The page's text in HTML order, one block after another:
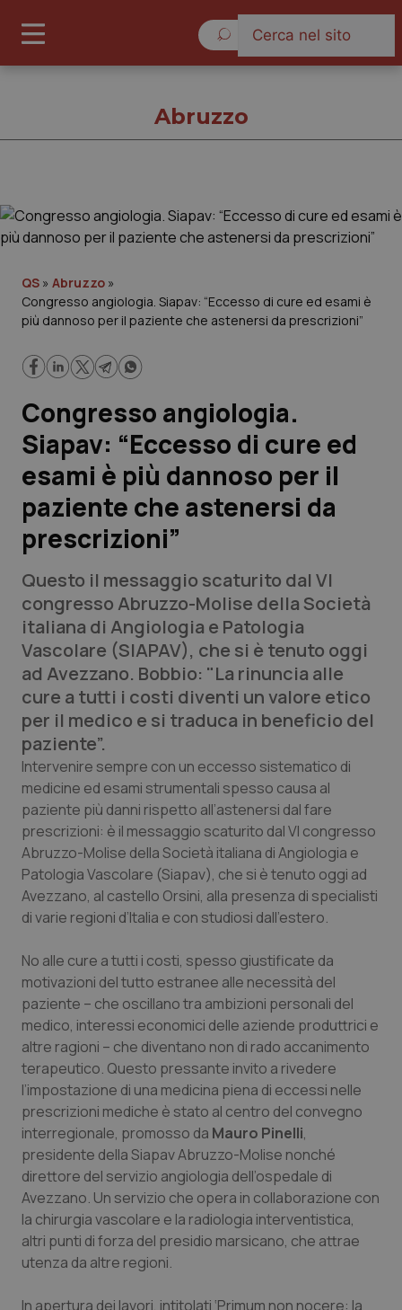
Governo e Parlamento
Regioni e Asl
Lavoro e Professioni
Scienza e Farmaci
Studi e Analisi
Lettere al direttore
Edizioni Regionali
QS Pro
Professionisti Sanitari.AI
Abruzzo
Basilicata
Calabria
Campania
Emilia-Romagna
Friuli Venezia Giulia
Lazio
Liguria
Lombardia
Marche
Molise
Piemonte
QS Pro Gold
Artrite & artrosi
Asma & BPCO
Car-T
Colesterolo & coronaropatie
Dermatite Atopica
Diabete & glucometri
Disturbi dell’umore
Dolore
Donna & Salute
Epatiti
HIV
QS Club Newsletter
Abruzzo
QS » Abruzzo »
Congresso angiologia. Siapav: “Eccesso di cure ed esami è
più dannoso per il paziente che astenersi da prescrizioni”
Congresso angiologia.
Siapav: “Eccesso di cure ed
esami è più dannoso per il
paziente che astenersi da
prescrizioni”
Questo il messaggio scaturito dal VI
congresso Abruzzo-Molise della Società
italiana di Angiologia e Patologia
Vascolare (SIAPAV), che si è tenuto oggi
ad Avezzano. Bobbio: "La rinuncia alle
cure a tutti i costi diventi un valore etico
per il medico e si traduca in beneficio del
paziente”.
Intervenire sempre con un eccesso sistematico di
medicine ed esami strumentali spesso causa al
paziente più danni rispetto all’astenersi dal fare
prescrizioni: è il messaggio scaturito dal VI congresso
Abruzzo-Molise della Società italiana di Angiologia e
Patologia Vascolare (Siapav), che si è tenuto oggi ad
Avezzano, al castello Orsini, alla presenza di specialisti
di varie regioni d’Italia e con studiosi dall’estero.
No alle cure a tutti i costi, spesso giustificate da
motivazioni del tutto estranee alle necessità del
paziente – che oscillano tra ambizioni personali del
medico, interessi economici delle aziende produttrici e
altre ragioni – che diventano non di rado accanimento
terapeutico. Questo pressante invito a rivedere
l’impostazione di una medicina piena di eccessi nelle
prescrizioni mediche è stato al centro del convegno
interregionale, promosso da Mauro Pinelli,
presidente della Siapav Abruzzo-Molise nonché
direttore del servizio angiologia dell’ospedale di
Avezzano. Un servizio che opera in collaborazione con
la chirurgia vascolare e la radiologia interventistica,
altri punti di forza del presidio marsicano, che attrae
utenza da altre regioni.
In apertura dei lavori, intitolati ‘Primum non nocere: la